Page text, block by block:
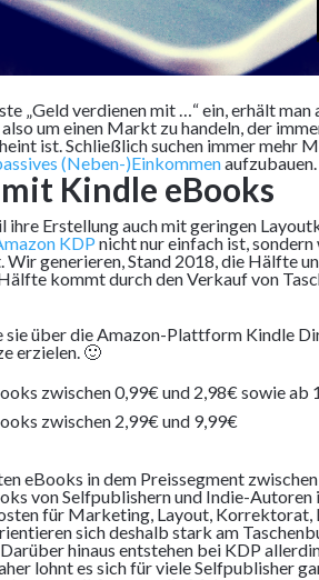
„Geld verdienen mit …“ ein, erhält
also um einen Markt zu handeln, der
ist. Schließlich suchen immer mehr
(Neben-)Einkommen
Kindle eBooks
Erstellung auch mit geringen
KDP nicht nur einfach ist,
generieren, Stand 2018, die Hälfte
kommt durch den Verkauf von
sie über die Amazon-Plattform Kindle
erzielen. 🙂
zwischen 0,99€ und 2,98€ sowie ab
zwischen 2,99€ und 9,99€
eBooks in dem Preissegment
von Selfpublishern und Indie-Autoren
für Marketing, Layout,
sich deshalb stark am
hinaus entstehen bei KDP
lohnt es sich für viele Selfpublisher